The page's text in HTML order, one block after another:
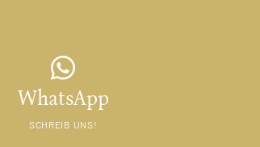
WhatsApp
SCHREIB UNS!